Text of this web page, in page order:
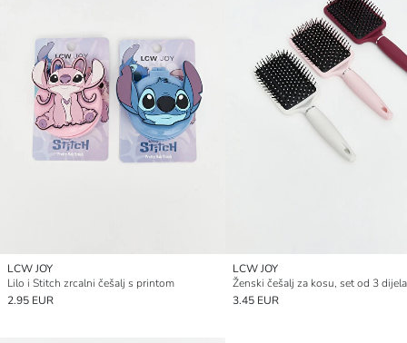
LCW JOY
Lilo i Stitch zrcalni češalj s printom
2.95 EUR
LCW JOY
Ženski češalj za kosu, set od 3 dijela
3.45 EUR